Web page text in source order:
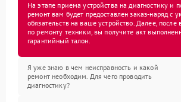
На этапе приема устройства на диагностику и
ремонт вам будет предоставлен заказ-наряд с
обязательств на ваше устройство. Далее, после
по ремонту техники, вы получите акт
гарантийный талон.
Я уже знаю в чем неисправность и какой
ремонт необходим. Для чего проводить
диагностику?